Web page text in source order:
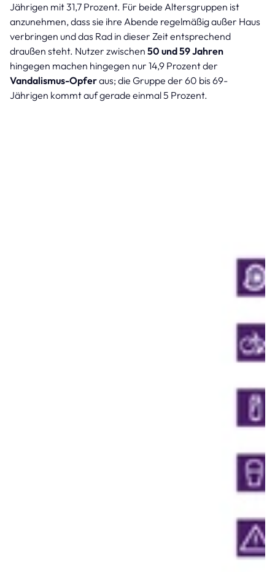
Jährigen mit 31,7 Prozent. Für beide Altersgruppen ist
anzunehmen, dass sie ihre Abende regelmäßig außer Haus
verbringen und das Rad in dieser Zeit entsprechend
draußen steht. Nutzer zwischen 50 und 59 Jahren
hingegen machen hingegen nur 14,9 Prozent der
Vandalismus-Opferaus; die Gruppe der 60 bis 69-
Jährigen kommt auf gerade einmal 5 Prozent.